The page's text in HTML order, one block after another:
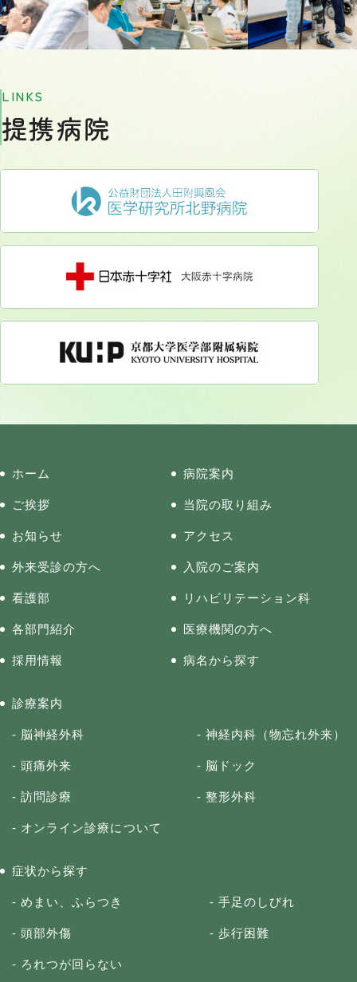
LINKS
提携病院
ホーム 病院案内
ご挨拶 当院の取り組み
お知らせ アクセス
外来受診の方へ 入院のご案内
看護部 リハビリテーション科
各部門紹介 医療機関の方へ
採用情報 病名から探す
診療案内
脳神経外科 神経内科（物忘れ外来）
頭痛外来 脳ドック
訪問診療 整形外科
オンライン診療について
症状から探す
めまい、ふらつき 手足のしびれ
頭部外傷 歩行困難
ろれつが回らない